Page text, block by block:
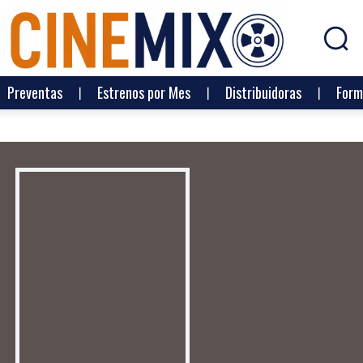
Preventas Estrenos por Mes Distribuidoras